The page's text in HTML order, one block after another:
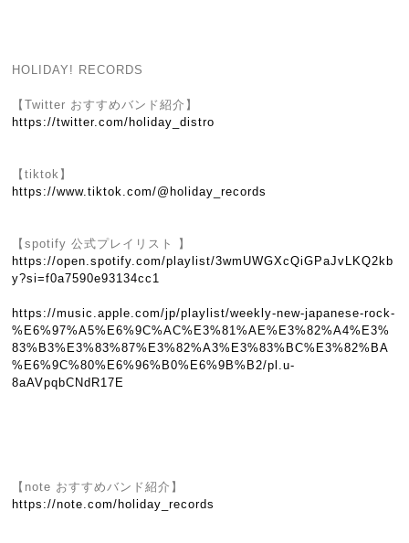
HOLIDAY! RECORDS
【Twitter おすすめバンド紹介】
https://twitter.com/holiday_distro
【tiktok】
https://www.tiktok.com/@holiday_records
【spotify 公式プレイリスト 】
https://open.spotify.com/playlist/3wmUWGXcQiGPaJvLKQ2kb
y?si=f0a7590e93134cc1
https://music.apple.com/jp/playlist/weekly-new-japanese-rock-
%E6%97%A5%E6%9C%AC%E3%81%AE%E3%82%A4%E3%
83%B3%E3%83%87%E3%82%A3%E3%83%BC%E3%82%BA
%E6%9C%80%E6%96%B0%E6%9B%B2/pl.u-
8aAVpqbCNdR17E
【note おすすめバンド紹介】
https://note.com/holiday_records